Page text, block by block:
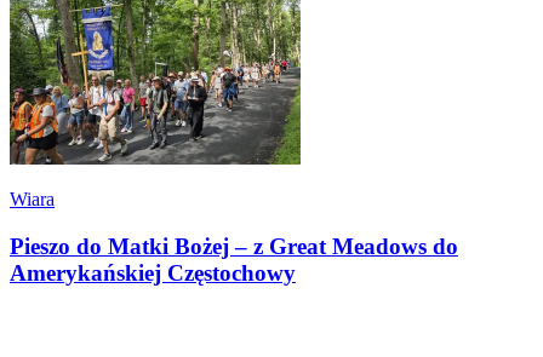
Wiara
Pieszo do Matki Bożej – z Great Meadows do
Amerykańskiej Częstochowy